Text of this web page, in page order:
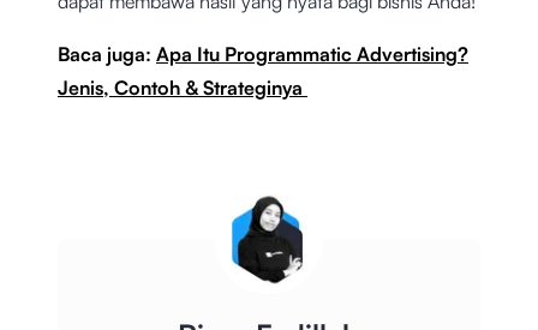
Baca juga: Apa Itu Programmatic Advertising?
Jenis, Contoh & Strateginya